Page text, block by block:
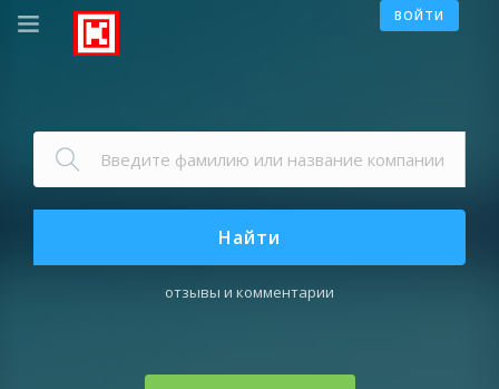
ВОЙТИ
Найти
отзывы и комментарии